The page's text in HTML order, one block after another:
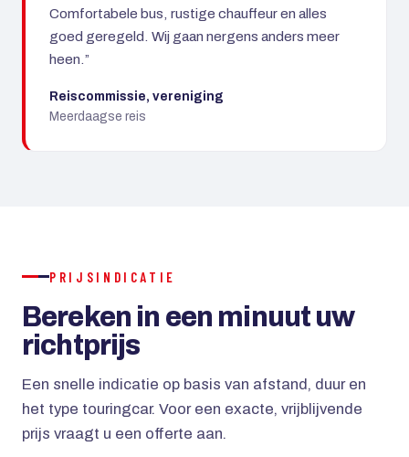
Comfortabele bus, rustige chauffeur en alles
goed geregeld. Wij gaan nergens anders meer
heen.”
Reiscommissie, vereniging
Meerdaagse reis
PRIJSINDICATIE
Bereken in een minuut uw
richtprijs
Een snelle indicatie op basis van afstand, duur en
het type touringcar. Voor een exacte, vrijblijvende
prijs vraagt u een offerte aan.